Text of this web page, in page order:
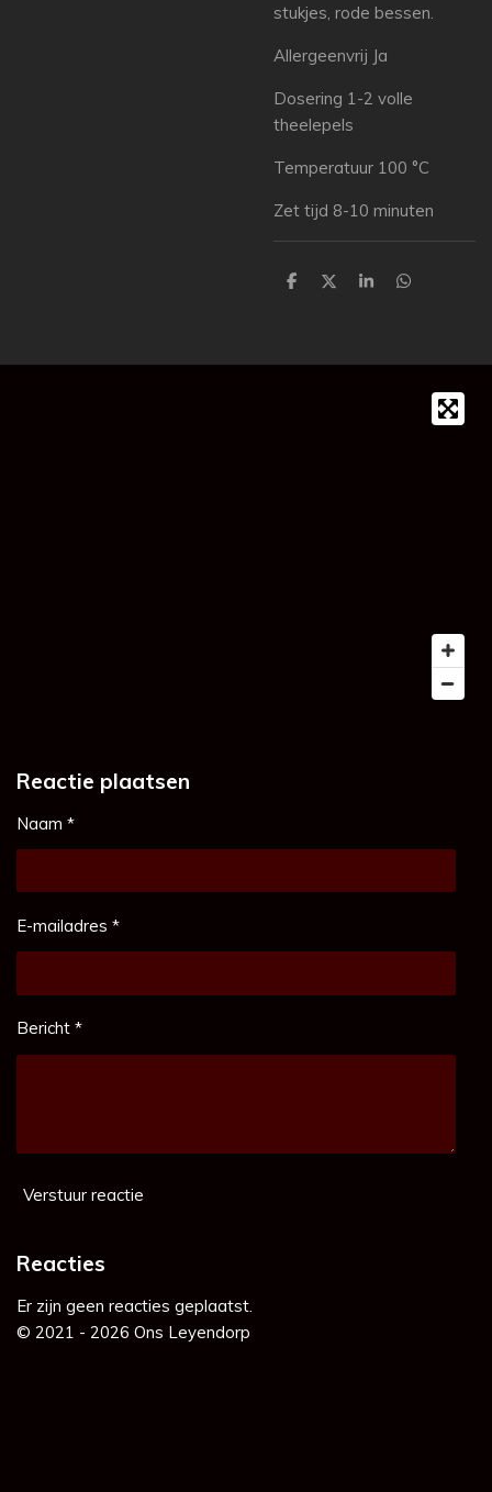
stukjes, rode bessen.
Allergeenvrij Ja
Dosering 1-2 volle
theelepels
Temperatuur 100 °C
Zet tijd 8-10 minuten
D
D
S
D
Reactie plaatsen
Naam *
E-mailadres *
Bericht *
Verstuur reactie
Reacties
Er zijn geen reacties geplaatst.
© 2021 - 2026 Ons Leyendorp